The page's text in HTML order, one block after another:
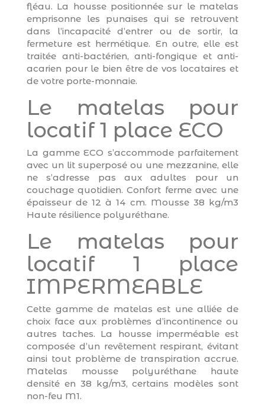
fléau. La housse positionnée sur le matelas
emprisonne les punaises qui se retrouvent
dans l’incapacité d’entrer ou de sortir, la
fermeture est hermétique. En outre, elle est
traitée anti-bactérien, anti-fongique et anti-
acarien pour le bien être de vos locataires et
de votre porte-monnaie.
Le matelas pour
locatif 1 place ECO
La gamme ECO s’accommode parfaitement
avec un lit superposé ou une mezzanine, elle
ne s’adresse pas aux adultes pour un
couchage quotidien. Confort ferme avec une
épaisseur de 12 à 14 cm. Mousse 38 kg/m3
Haute résilience polyuréthane.
Le matelas pour
locatif 1 place
IMPERMEABLE
Cette gamme de matelas est une alliée de
choix face aux problèmes d’incontinence ou
autres taches. La housse imperméable est
composée d’un revêtement respirant, évitant
ainsi tout problème de transpiration accrue.
Matelas mousse polyuréthane haute
densité en 38 kg/m3, certains modèles sont
non-feu M1.